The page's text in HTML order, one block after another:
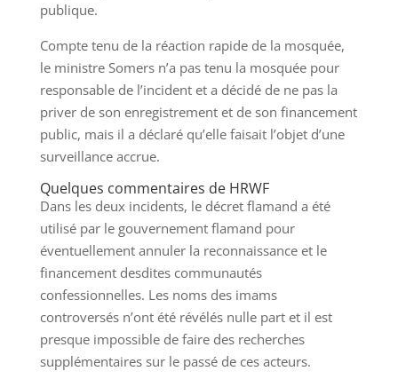
publique.
Compte tenu de la réaction rapide de la mosquée,
le ministre Somers n’a pas tenu la mosquée pour
responsable de l’incident et a décidé de ne pas la
priver de son enregistrement et de son financement
public, mais il a déclaré qu’elle faisait l’objet d’une
surveillance accrue.
Quelques commentaires de HRWF
Dans les deux incidents, le décret flamand a été
utilisé par le gouvernement flamand pour
éventuellement annuler la reconnaissance et le
financement desdites communautés
confessionnelles. Les noms des imams
controversés n’ont été révélés nulle part et il est
presque impossible de faire des recherches
supplémentaires sur le passé de ces acteurs.